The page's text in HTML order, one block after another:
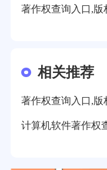
著作权查询入口,版
相关推荐
著作权查询入口,版
计算机软件著作权